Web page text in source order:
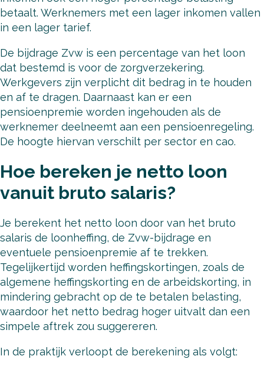
betaalt. Werknemers met een lager inkomen vallen
in een lager tarief.
De bijdrage Zvw is een percentage van het loon
dat bestemd is voor de zorgverzekering.
Werkgevers zijn verplicht dit bedrag in te houden
en af te dragen. Daarnaast kan er een
pensioenpremie worden ingehouden als de
werknemer deelneemt aan een pensioenregeling.
De hoogte hiervan verschilt per sector en cao.
Hoe bereken je netto loon
vanuit bruto salaris?
Je berekent het netto loon door van het bruto
salaris de loonheffing, de Zvw-bijdrage en
eventuele pensioenpremie af te trekken.
Tegelijkertijd worden heffingskortingen, zoals de
algemene heffingskorting en de arbeidskorting, in
mindering gebracht op de te betalen belasting,
waardoor het netto bedrag hoger uitvalt dan een
simpele aftrek zou suggereren.
In de praktijk verloopt de berekening als volgt: